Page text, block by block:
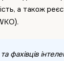
а також
фахівців